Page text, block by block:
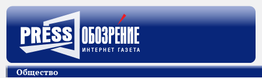
Общество